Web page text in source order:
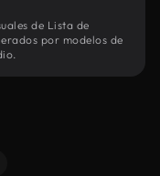
de Lista de
por modelos de